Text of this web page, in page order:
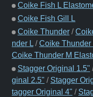
Coike Fish L
Coike Fish Gill L
Coike Thunder /
nder L /Coike Thunder
Coike Thunder M
Stagger Original 1.5"
ginal 2.5" / Stagger
tagger Original 4" /